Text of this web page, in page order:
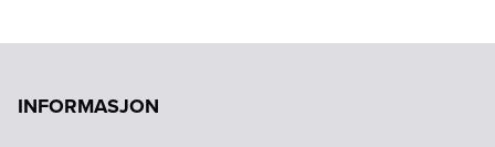
INFORMASJON